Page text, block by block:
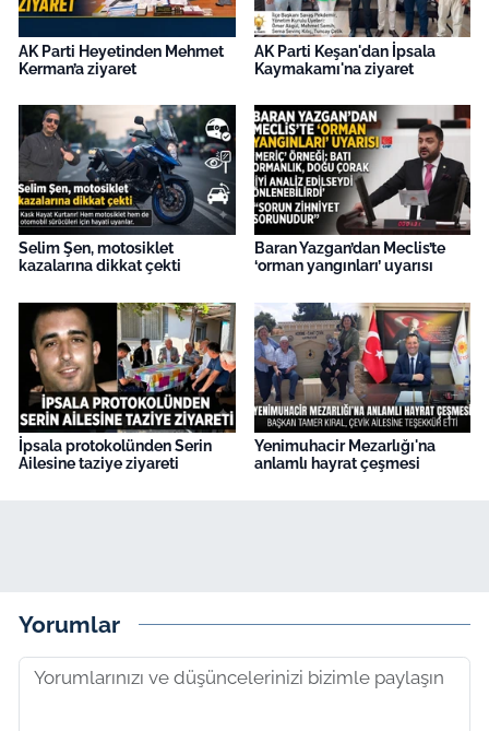
AK Parti Heyetinden Mehmet
Kerman’a ziyaret
AK Parti Keşan'dan İpsala
Kaymakamı'na ziyaret
Selim Şen, motosiklet
kazalarına dikkat çekti
Baran Yazgan’dan Meclis’te
‘orman yangınları’ uyarısı
İpsala protokolünden Serin
Ailesine taziye ziyareti
Yenimuhacir Mezarlığı'na
anlamlı hayrat çeşmesi
Yorumlar